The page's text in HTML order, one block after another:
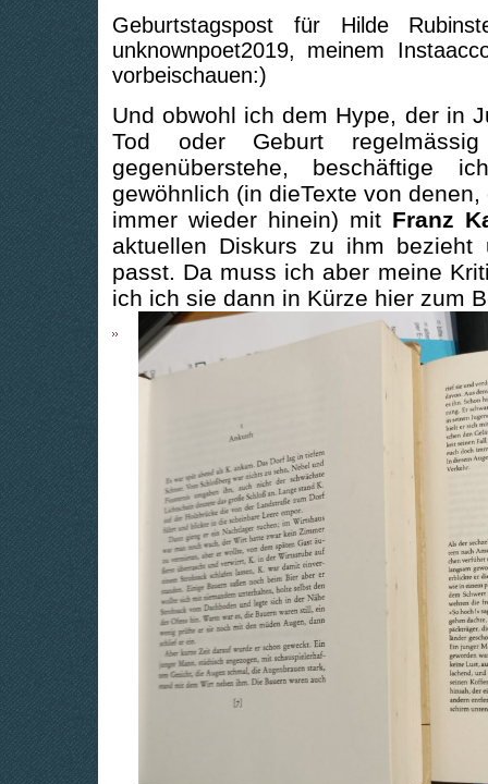
Geburtstagspost für Hilde
unknownpoet2019, meinem
vorbeischauen:)
Und obwohl ich dem Hype, der in
Tod oder Geburt
gegenüberstehe, beschäftige
gewöhnlich (in dieTexte von
immer wieder hinein) mit Franz
aktuellen Diskurs zu ihm
passt. Da muss ich aber meine
ich ich sie dann in Kürze hier zum